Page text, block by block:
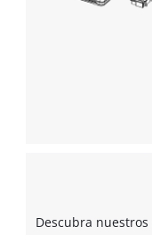
Descubra